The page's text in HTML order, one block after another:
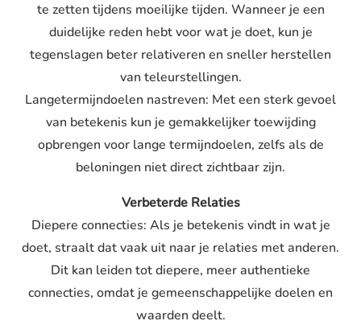
te zetten tijdens moeilijke tijden. Wanneer je een
duidelijke reden hebt voor wat je doet, kun je
tegenslagen beter relativeren en sneller herstellen
van teleurstellingen.
Langetermijndoelen nastreven: Met een sterk gevoel
van betekenis kun je gemakkelijker toewijding
opbrengen voor lange termijndoelen, zelfs als de
beloningen niet direct zichtbaar zijn.
Verbeterde Relaties
Diepere connecties: Als je betekenis vindt in wat je
doet, straalt dat vaak uit naar je relaties met anderen.
Dit kan leiden tot diepere, meer authentieke
connecties, omdat je gemeenschappelijke doelen en
waarden deelt.